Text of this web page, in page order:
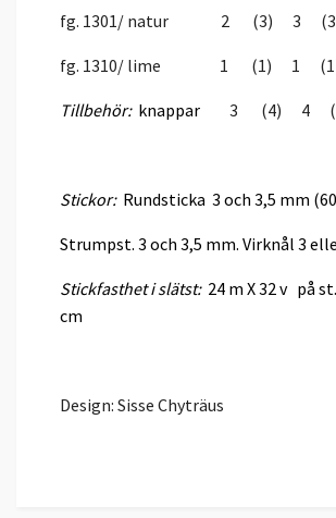
fg. 1301/ natur 2 (3) 3
fg. 1310/ lime 1 (1) 1
Tillbehör: knappar 3 (4) 4
Stickor:Rundsticka 3 och 3,5 mm
Strumpst. 3 och 3,5 mm. Virknål 3
Stickfasthet i slätst: 24 m X 32 v på
cm
Design: Sisse Chyträus